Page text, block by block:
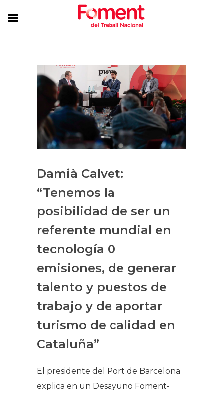
Damià Calvet:
“Tenemos la
posibilidad de ser un
referente mundial en
tecnología 0
emisiones, de generar
talento y puestos de
trabajo y de aportar
turismo de calidad en
Cataluña”
El presidente del Port de Barcelona
explica en un Desayuno Foment-